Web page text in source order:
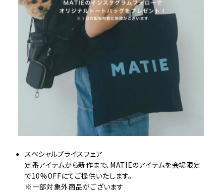
スペシャルプライスフェア
定番アイテムから新作まで、MATIEのアイテムを会場限定
で10%OFFにてご提供いたします。
※一部対象外商品がございます